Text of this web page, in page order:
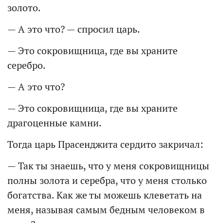
золото.
— А это что? — спросил царь.
— Это сокровищница, где вы храните
серебро.
— А это что?
— Это сокровищница, где вы храните
драгоценные камни.
Тогда царь Прасенджита сердито закричал:
— Так ты знаешь, что у меня сокровищницы
полны золота и серебра, что у меня столько
богатства. Как же ты можешь клеветать на
меня, называя самым бедным человеком в